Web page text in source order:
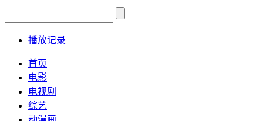
播放记录
首页
电影
电视剧
综艺